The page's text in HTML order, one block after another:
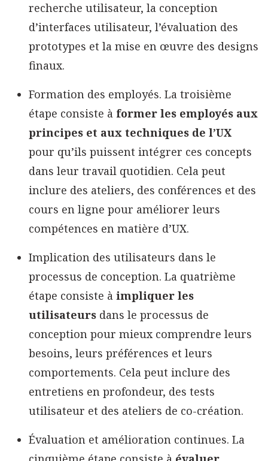
recherche utilisateur, la conception
d’interfaces utilisateur, l’évaluation des
prototypes et la mise en œuvre des designs
finaux.
Formation des employés. La troisième
étape consiste à former les employés aux
principes et aux techniques de l’UX
pour qu’ils puissent intégrer ces concepts
dans leur travail quotidien. Cela peut
inclure des ateliers, des conférences et des
cours en ligne pour améliorer leurs
compétences en matière d’UX.
Implication des utilisateurs dans le
processus de conception. La quatrième
étape consiste à impliquer les
utilisateurs dans le processus de
conception pour mieux comprendre leurs
besoins, leurs préférences et leurs
comportements. Cela peut inclure des
entretiens en profondeur, des tests
utilisateur et des ateliers de co-création.
Évaluation et amélioration continues. La